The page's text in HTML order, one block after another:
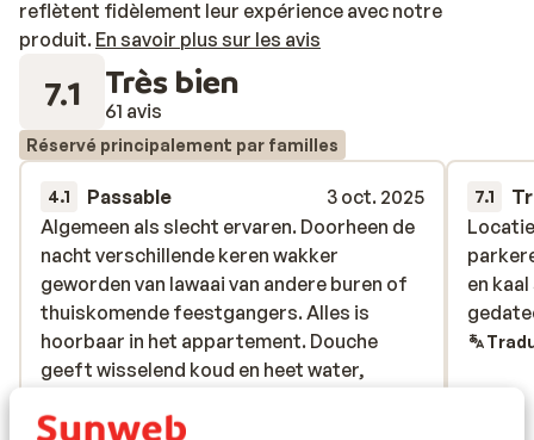
environ 15 minutes à pied, se trouve le centre de Santa
Eulalia del Rio, ainsi que divers restaurants et
boutiques. Si vous voulez profiter d'Ibiza en famille
dans un endroit calme, ne cherchez plus.
reflètent fidèlement leur expérience avec notre
produit. En savoir plus sur les avis
7.1 Très bien
61 avis
Réservé principalement par familles
4.1 Passable
3 oct. 2025
Algemeen als slecht ervaren. Doorheen de
nacht verschillende keren wakker
geworden van lawaai van andere buren of
thuiskomende feestgangers. Alles is
hoorbaar in het appartement. Douche
geeft wisselend koud en heet water,
om een douche te nemen. Schimmel op de
Algemeen als slecht ervaren. Doorheen de
nacht verschillende keren wakker
geworden van lawaai van andere buren of
thuiskomende feestgangers. Alles is
hoorbaar in het appartement. Douche
geeft wisselend koud en heet water,
Traduire en français (FR)
7.1
en
en